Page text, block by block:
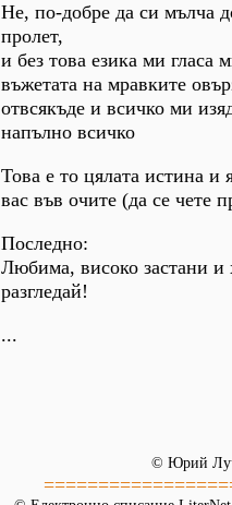
Не, по-добре да си мълча
пролет,
и без това езика ми гласа
въжетата на мравките
отвсякъде и всичко ми
напълно всичко
Това е то цялата истина и
вас във очите (да се чете
Последно:
Любима, високо застани и
разгледай!
...
© Юрий